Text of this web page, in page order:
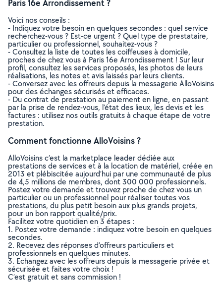
Paris 16e Arrondissement ?
Voici nos conseils :
- Indiquez votre besoin en quelques secondes : quel service
recherchez-vous ? Est-ce urgent ? Quel type de prestataire,
particulier ou professionnel, souhaitez-vous ?
- Consultez la liste de toutes les coiffeuses à domicile,
proches de chez vous à Paris 16e Arrondissement ! Sur leur
profil, consultez les services proposés, les photos de leurs
réalisations, les notes et avis laissés par leurs clients.
- Conversez avec les offreurs depuis la messagerie AlloVoisins
pour des échanges sécurisés et efficaces.
- Du contrat de prestation au paiement en ligne, en passant
par la prise de rendez-vous, l’état des lieux, les devis et les
factures : utilisez nos outils gratuits à chaque étape de votre
prestation.
Comment fonctionne AlloVoisins ?
AlloVoisins c’est la marketplace leader dédiée aux
prestations de services et à la location de matériel, créée en
2013 et plébiscitée aujourd’hui par une communauté de plus
de 4,5 millions de membres, dont 300 000 professionnels.
Postez votre demande et trouvez proche de chez vous un
particulier ou un professionnel pour réaliser toutes vos
prestations, du plus petit besoin aux plus grands projets,
pour un bon rapport qualité/prix.
Facilitez votre quotidien en 3 étapes :
1. Postez votre demande : indiquez votre besoin en quelques
secondes.
2. Recevez des réponses d’offreurs particuliers et
professionnels en quelques minutes.
3. Echangez avec les offreurs depuis la messagerie privée et
sécurisée et faites votre choix !
C’est gratuit et sans commission !